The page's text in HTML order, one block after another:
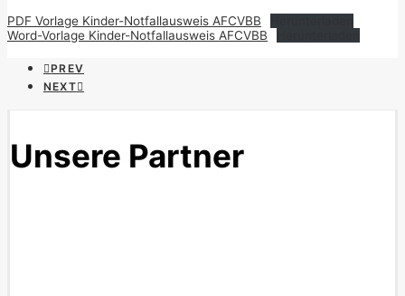
PDF Vorlage Kinder-Notfallausweis AFCVBB
Word-Vorlage Kinder-Notfallausweis AFCVBB
PREV
NEXT
Unsere Partner